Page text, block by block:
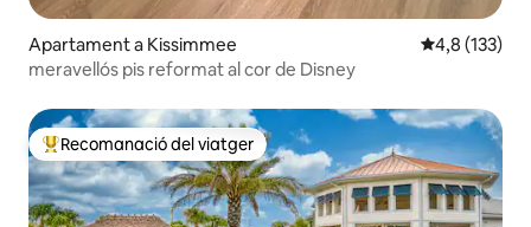
Apartament a Kissimmee 4,8 de
4,8 (133)
meravellós pis reformat al cor de Disney
Principals recomanacions dels viatgers
Recomanació del viatger